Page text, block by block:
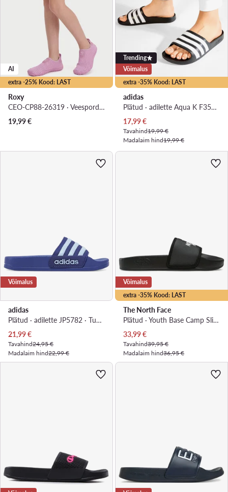
extra -25% Kood: LAST
AI
Roxy
CEO-CP88-26319 · Veespordi jalatsid
19,99€
extra -35% Kood: LAST
Trending
Võimalus
adidas
Plätud · adilette Aqua K F35556 · Must
Praegune hind
17,99€
Tavahind19,99 €
Madalaim hind19,99 €
Võimalus
adidas
Plätud · adilette JP5782 · Tumesinine
Praegune hind
21,99€
Tavahind24,95 €
Madalaim hind22,99 €
extra -35% Kood: LAST
Võimalus
The North Face
Plätud · Youth Base Camp Slide III NF0A4OAVKX7-020 · Must
Praegune hind
33,99€
Tavahind39,95 €
Madalaim hind36,95 €